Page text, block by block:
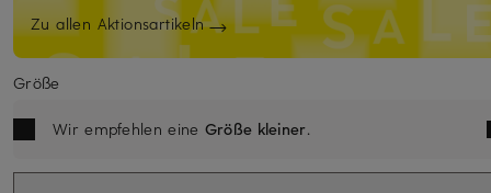
Zu allen Aktionsartikeln
Größe
Wir empfehlen eine Größe kleiner.